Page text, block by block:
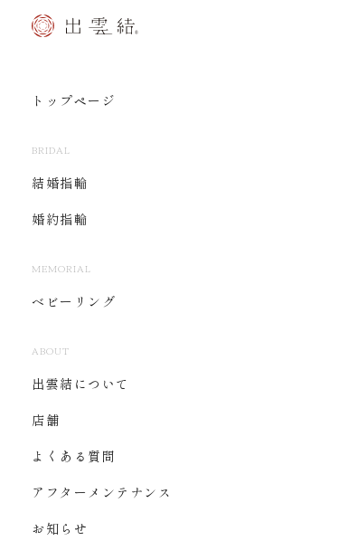
トップページ
BRIDAL
結婚指輪
婚約指輪
MEMORIAL
ベビーリング
ABOUT
出雲結について
店舗
よくある質問
アフターメンテナンス
お知らせ